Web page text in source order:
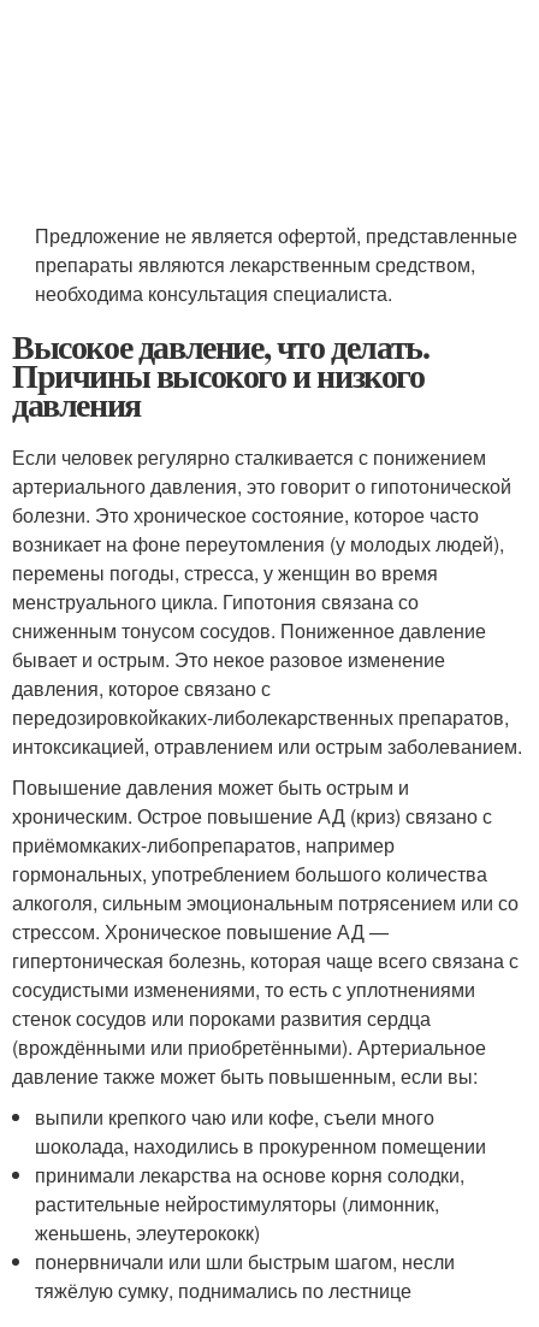
Предложение не является офертой, представленные
препараты являются лекарственным средством,
необходима консультация специалиста.
Высокое давление, что делать.
Причины высокого и низкого
давления
Если человек регулярно сталкивается с понижением
артериального давления, это говорит о гипотонической
болезни. Это хроническое состояние, которое часто
возникает на фоне переутомления (у молодых людей),
перемены погоды, стресса, у женщин во время
менструального цикла. Гипотония связана со
сниженным тонусом сосудов. Пониженное давление
бывает и острым. Это некое разовое изменение
давления, которое связано с
передозировкойкаких-либолекарственных препаратов,
интоксикацией, отравлением или острым заболеванием.
Повышение давления может быть острым и
хроническим. Острое повышение АД (криз) связано с
приёмомкаких-либопрепаратов, например
гормональных, употреблением большого количества
алкоголя, сильным эмоциональным потрясением или со
стрессом. Хроническое повышение АД —
гипертоническая болезнь, которая чаще всего связана с
сосудистыми изменениями, то есть с уплотнениями
стенок сосудов или пороками развития сердца
(врождёнными или приобретёнными). Артериальное
давление также может быть повышенным, если вы:
выпили крепкого чаю или кофе, съели много
шоколада, находились в прокуренном помещении
принимали лекарства на основе корня солодки,
растительные нейростимуляторы (лимонник,
женьшень, элеутерококк)
понервничали или шли быстрым шагом, несли
тяжёлую сумку, поднимались по лестнице